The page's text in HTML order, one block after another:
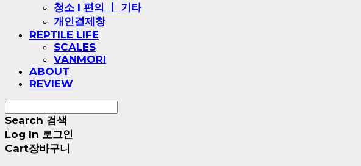
청소 l 편의 ㅣ 기타
개인결제창
REPTILE LIFE
SCALES
VANMORI
ABOUT
REVIEW
Search 검색
Log In 로그인
Cart장바구니